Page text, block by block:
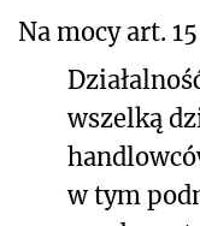
Na mocy art.
wszelką
w tym